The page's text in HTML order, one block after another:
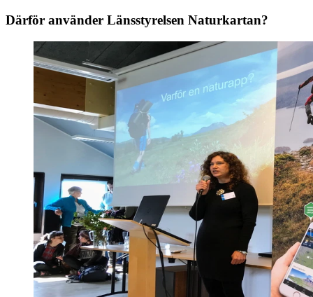
Därför använder Länsstyrelsen Naturkartan?